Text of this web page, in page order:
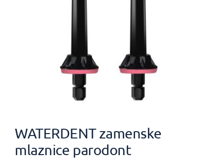
WATERDENT zamenske
mlaznice parodont